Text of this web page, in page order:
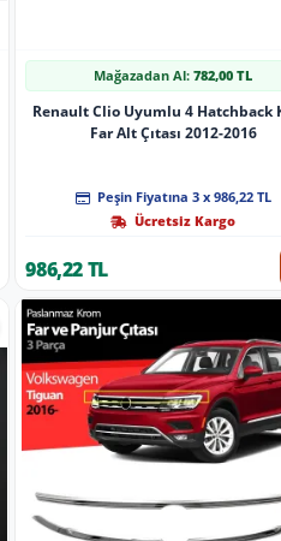
Mağazadan Al:782,00 TL
Renault Clio Uyumlu 4 Hatchback
Far Alt Çıtası 2012-2016
Peşin Fiyatına 3 x 986,22 TL
Ücretsiz Kargo
986,22 TL